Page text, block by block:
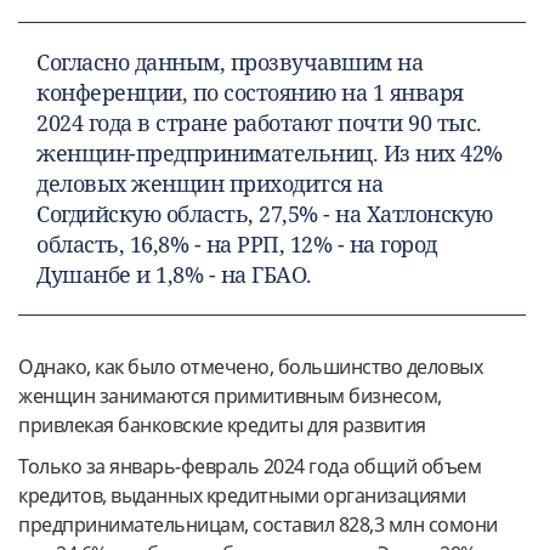
Согласно данным, прозвучавшим на
конференции, по состоянию на 1 января
2024 года в стране работают почти 90 тыс.
женщин-предпринимательниц. Из них 42%
деловых женщин приходится на
Согдийскую область, 27,5% - на Хатлонскую
область, 16,8% - на РРП, 12% - на город
Душанбе и 1,8% - на ГБАО.
Однако, как было отмечено, большинство деловых
женщин занимаются примитивным бизнесом,
привлекая банковские кредиты для развития
Только за январь-февраль 2024 года общий объем
кредитов, выданных кредитными организациями
предпринимательницам, составил 828,3 млн сомони